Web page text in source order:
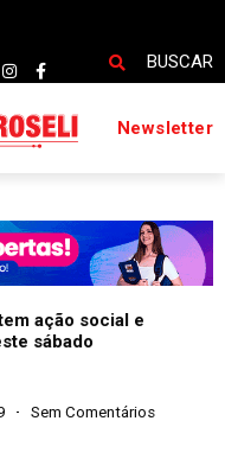
BUSCAR
Newsletter
ação social e
sábado
Sem Comentários